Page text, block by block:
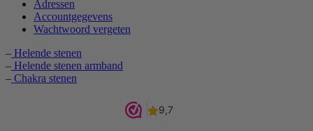
Adressen
Accountgegevens
Wachtwoord vergeten
– Helende stenen
– Helende stenen armband
– Chakra stenen